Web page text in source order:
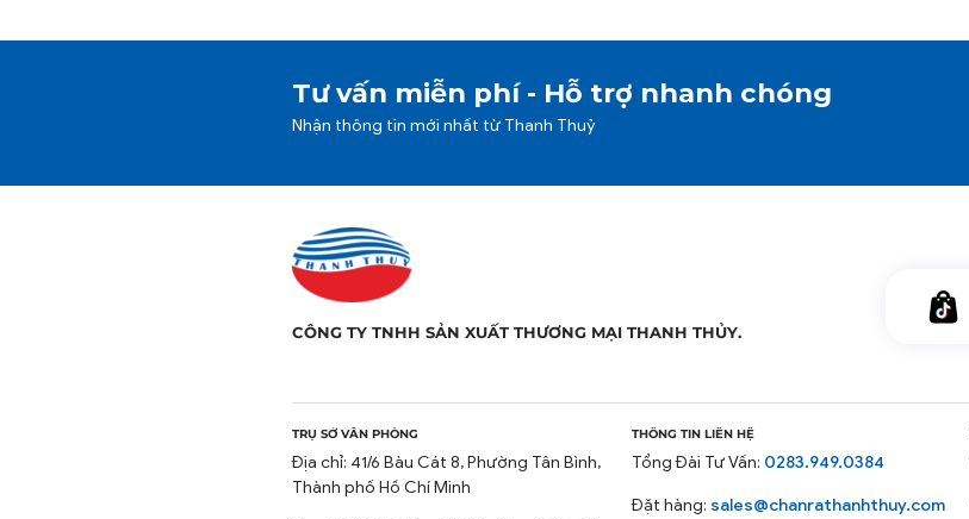
Tư vấn miễn phí - Hỗ trợ nhanh chóng
Nhận thông tin mới nhất từ Thanh Thuỷ
CÔNG TY TNHH SẢN XUẤT THƯƠNG MẠI THANH THỦY.
TRỤ SỞ VĂN PHÒNG
Địa chỉ: 41/6 Bàu Cát 8, Phường Tân Bình,
Thành phố Hồ Chí Minh
THÔNG TIN LIÊN HỆ
Tổng Đài Tư Vấn: 0283.949.0384
Đặt hàng: sales@chanrathanhthuy.com